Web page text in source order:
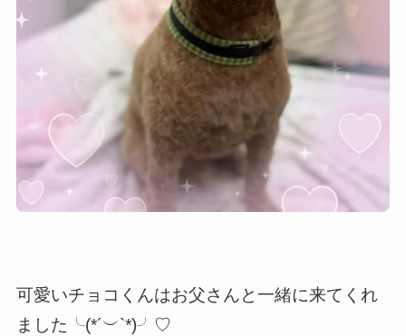
可愛いチョコくんはお父さんと一緒に来てくれ
ました╰(*´︶`*)╯♡